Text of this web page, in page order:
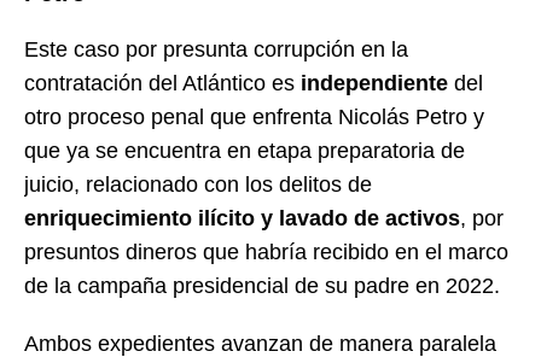
Este caso por presunta corrupción en la
contratación del Atlántico es independiente del
otro proceso penal que enfrenta Nicolás Petro y
que ya se encuentra en etapa preparatoria de
juicio, relacionado con los delitos de
enriquecimiento ilícito y lavado de activos, por
presuntos dineros que habría recibido en el marco
de la campaña presidencial de su padre en 2022.
Ambos expedientes avanzan de manera paralela